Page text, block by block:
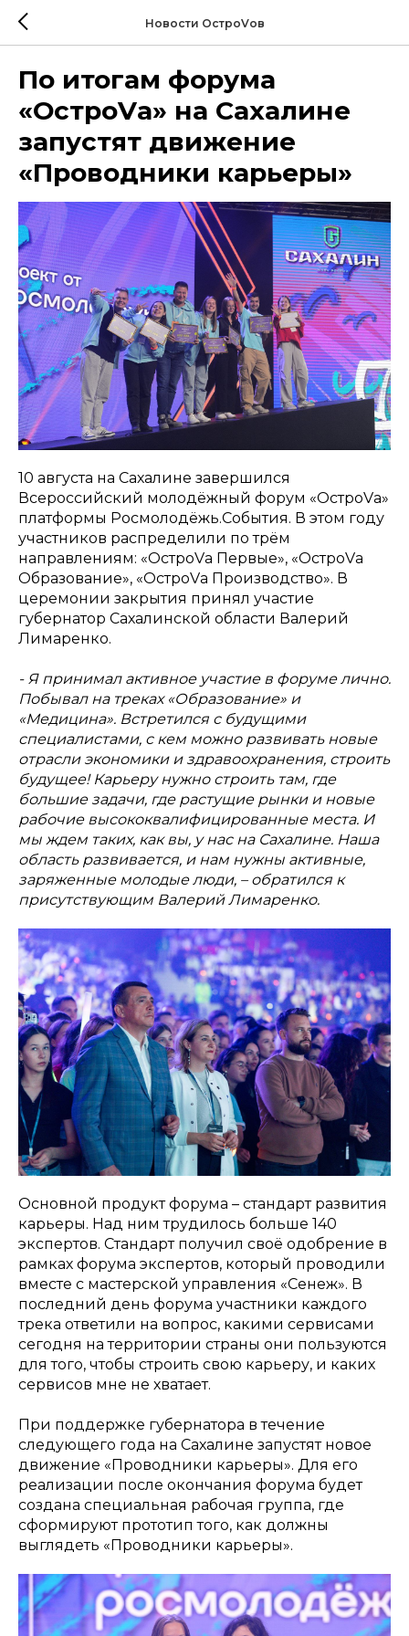
Новости ОстроVов
По итогам форума
«ОстроVа» на Сахалине
запустят движение
«Проводники карьеры»
10 августа на Сахалине завершился
Всероссийский молодёжный форум «ОстроVа»
платформы Росмолодёжь.События. В этом году
участников распределили по трём
направлениям: «ОстроVа Первые», «ОстроVа
Образование», «ОстроVа Производство». В
церемонии закрытия принял участие
губернатор Сахалинской области Валерий
Лимаренко.
- Я принимал активное участие в форуме лично.
Побывал на треках «Образование» и
«Медицина». Встретился с будущими
специалистами, с кем можно развивать новые
отрасли экономики и здравоохранения, строить
будущее! Карьеру нужно строить там, где
большие задачи, где растущие рынки и новые
рабочие высококвалифицированные места. И
мы ждем таких, как вы, у нас на Сахалине. Наша
область развивается, и нам нужны активные,
заряженные молодые люди, – обратился к
присутствующим Валерий Лимаренко.
Основной продукт форума – стандарт развития
карьеры. Над ним трудилось больше 140
экспертов. Стандарт получил своё одобрение в
рамках форума экспертов, который проводили
вместе с мастерской управления «Сенеж». В
последний день форума участники каждого
трека ответили на вопрос, какими сервисами
сегодня на территории страны они пользуются
для того, чтобы строить свою карьеру, и каких
сервисов мне не хватает.
При поддержке губернатора в течение
следующего года на Сахалине запустят новое
движение «Проводники карьеры». Для его
реализации после окончания форума будет
создана специальная рабочая группа, где
сформируют прототип того, как должны
выглядеть «Проводники карьеры».